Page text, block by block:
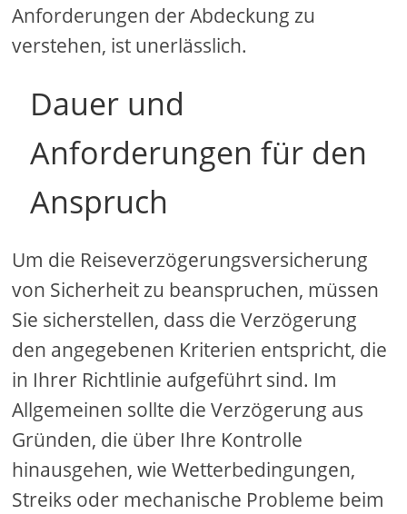
Anforderungen der Abdeckung zu
verstehen, ist unerlässlich.
Dauer und
Anforderungen für den
Anspruch
Um die Reiseverzögerungsversicherung
von Sicherheit zu beanspruchen, müssen
Sie sicherstellen, dass die Verzögerung
den angegebenen Kriterien entspricht, die
in Ihrer Richtlinie aufgeführt sind. Im
Allgemeinen sollte die Verzögerung aus
Gründen, die über Ihre Kontrolle
hinausgehen, wie Wetterbedingungen,
Streiks oder mechanische Probleme beim